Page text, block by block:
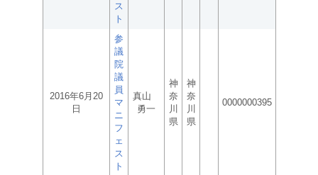
ス
ト
2016年6月20
日
参
議
院
議
員
マ
ニ
フ
ェ
ス
ト
真山
勇一
神
奈
川
県
神
奈
川
県
0000000395